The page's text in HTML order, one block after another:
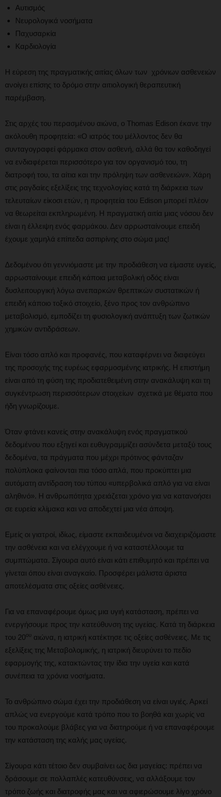
Αυτισμός
Νευρολογικά νοσήματα
Παχυσαρκία
Καρδιολογία
Η εύρεση της πραγματικής αιτίας όλων των χρόνιων ασθενειών
ανοίγει επίσης το δρόμο στην αιτιολογική θεραπευτική
παρέμβαση.
Στις αρχές του περασμένου αιώνα, ο Thomas Edison έκανε την
ακόλουθη προφητεία: «Ο ιατρός του μέλλοντος δεν θα
συνταγογραφεί φάρμακα στον ασθενή, αλλά θα τον καθοδηγεί
να ενδιαφέρεται περισσότερο για τον οργανισμό του, τη
διατροφή του, τα αίτια και την πρόληψη των ασθενειών». Χάρη
στις ραγδαίες εξελίξεις της τεχνολογίας κατά τη διάρκεια των
τελευταίων είκοσι ετών, η προφητεία του Edison μπορεί πλέον
να θεωρείται εκπληρωμένη. Η πραγματική αιτία μιας νόσου δεν
είναι η έλλειψη ενός φαρμάκου. Δεν αρρωσταίνουμε επειδή
έχουμε χαμηλά επίπεδα ασπιρίνης στο σώμα μας!
Δεδομένου ότι γεννιόμαστε με την προδιάθεση να είμαστε υγιείς,
αρρωσταίνουμε επειδή κάποια μεταβολική οδός είναι
δυσλειτουργική λόγω ανεπαρκών θρεπτικών συστατικών ή
επειδή κάποιο τοξικό στοιχείο, ξένο προς τον ανθρώπινο
μεταβολισμό, εμποδίζει τη φυσιολογική ανάπτυξη των ζωτικών
χημικών αντιδράσεων.
Είναι τόσο απλό και προφανές, που καταφέρνει να διαφεύγει
της προσοχής της ευρέως εφαρμοσμένης ιατρικής. Η επιστήμη
είναι από τη φύση της προδιατεθειμένη στην ανακάλυψη και τη
συγκέντρωση περισσότερων στοιχείων σχετικά με θέματα που
ήδη γνωρίζουμε.
Όταν φτάνει κανείς στην ανακάλυψη ενός πραγματικού
δεδομένου που εξηγεί και ευθυγραμμίζει ασύνδετα μεταξύ τους
δεδομένα, τα πράγματα που μέχρι πρότινος φάνταζαν
πολύπλοκα φαίνονται πια τόσο απλά, που προκύπτει μια
αυτόματη αντίδραση του τύπου «υπερβολικά απλό για να είναι
αληθινό». Η ανθρωπότητα χρειάζεται χρόνο για να κατανοήσει
σε ευρεία κλίμακα και να αποδεχτεί μια νέα άποψη.
Εμείς οι γιατροί, ιδίως, είμαστε εκπαιδευμένοι να διαχειριζόμαστε
την ασθένεια και να ελέγχουμε ή να καταστέλλουμε τα
συμπτώματα. Σίγουρα αυτό είναι κάτι επιθυμητό και πρέπει να
γίνεται όπου είναι αναγκαίο. Προσφέρει μάλιστα άριστα
αποτελέσματα στις οξείες ασθένειες.
Για να επαναφέρουμε όμως μια υγιή κατάσταση, πρέπει να
ενεργήσουμε προς την κατεύθυνση της υγείας. Κατά τη διάρκεια
του 20ου αιώνα, η ιατρική κατέκτησε τις οξείες ασθένειες. Με τις
εξελίξεις της Μεταβολομικής, η ιατρική διευρύνει το πεδίο
εφαρμογής της, κατακτώντας την ίδια την υγεία και κατά
συνέπεια τα χρόνια νοσήματα.
Το ανθρώπινο σώμα έχει την προδιάθεση να είναι υγιές. Αρκεί
απλώς να ενεργούμε κατά τρόπο που το βοηθά και χωρίς να
του προκαλούμε βλάβες για να διατηρούμε ή να επαναφέρουμε
την κατάσταση της καλής μας υγείας.
Σίγουρα κάτι τέτοιο δεν συμβαίνει ως δια μαγείας: πρέπει να
δράσουμε σε πολλαπλές κατευθύνσεις, να αλλάξουμε τον
τρόπο ζωής και διατροφής μας και να αφιερώσουμε λίγο χρόνο